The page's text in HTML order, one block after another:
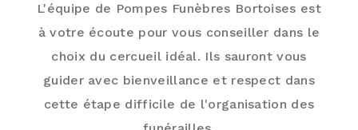
L'équipe de Pompes Funèbres Bortoises est
à votre écoute pour vous conseiller dans le
choix du cercueil idéal. Ils sauront vous
guider avec bienveillance et respect dans
cette étape difficile de l'organisation des